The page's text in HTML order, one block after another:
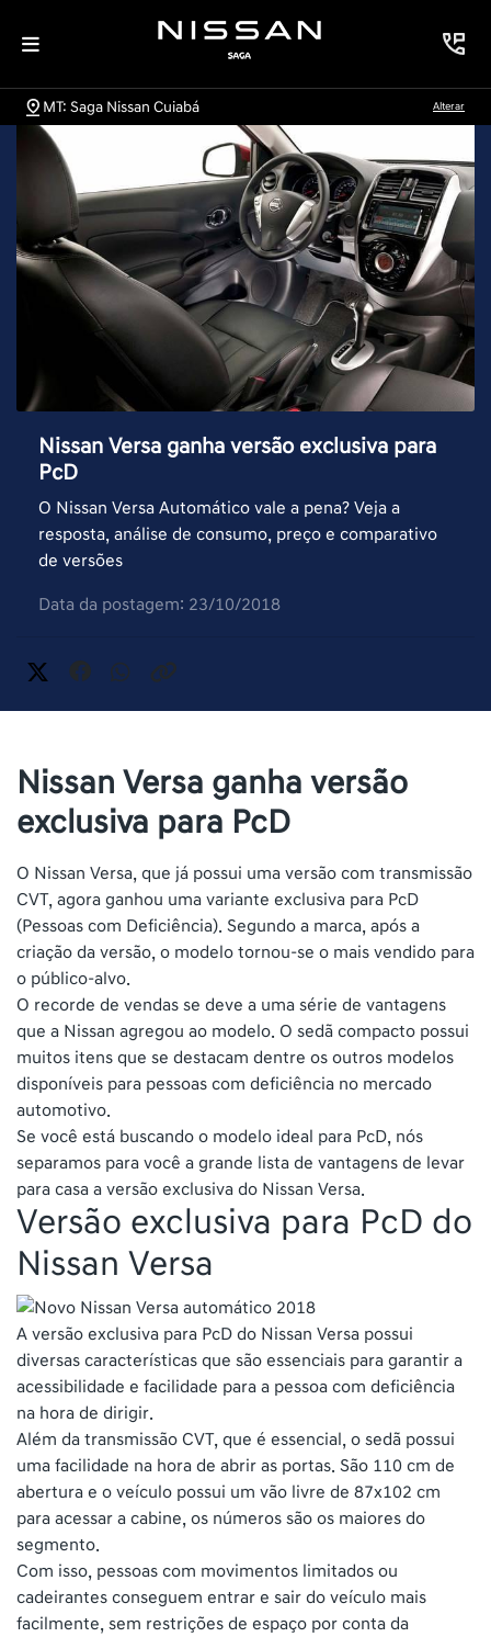
MT: Saga Nissan Cuiabá Alterar
Nissan Versa ganha versão exclusiva para
PcD
O Nissan Versa Automático vale a pena? Veja a
resposta, análise de consumo, preço e comparativo
de versões
Data da postagem: 23/10/2018
Nissan Versa ganha versão
exclusiva para PcD
O Nissan Versa, que já possui uma versão com transmissão
CVT, agora ganhou uma variante exclusiva para PcD
(Pessoas com Deficiência). Segundo a marca, após a
criação da versão, o modelo tornou-se o mais vendido para
o público-alvo.
O recorde de vendas se deve a uma série de vantagens
que a Nissan agregou ao modelo. O sedã compacto possui
muitos itens que se destacam dentre os outros modelos
disponíveis para pessoas com deficiência no mercado
automotivo.
Se você está buscando o modelo ideal para PcD, nós
separamos para você a grande lista de vantagens de levar
para casa a versão exclusiva do Nissan Versa.
Versão exclusiva para PcD do
Nissan Versa
A versão exclusiva para PcD do Nissan Versa possui
diversas características que são essenciais para garantir a
acessibilidade e facilidade para a pessoa com deficiência
na hora de dirigir.
Além da transmissão CVT, que é essencial, o sedã possui
uma facilidade na hora de abrir as portas. São 110 cm de
abertura e o veículo possui um vão livre de 87x102 cm
para acessar a cabine, os números são os maiores do
segmento.
Com isso, pessoas com movimentos limitados ou
cadeirantes conseguem entrar e sair do veículo mais
facilmente, sem restrições de espaço por conta da